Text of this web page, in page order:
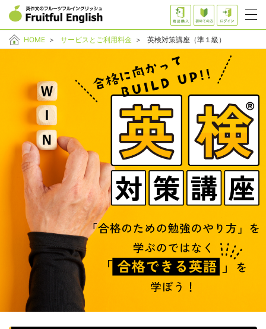
HOME ＞ サービスとご利用料金 ＞ 英検対策講座（準１級）